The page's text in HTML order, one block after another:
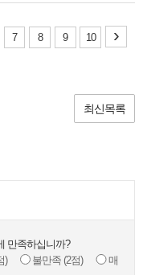
7 8 9 10
›
최신목록
만족하십니까?
) 불만족 (2점)
매